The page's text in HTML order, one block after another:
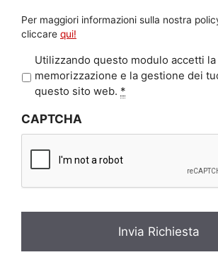
Per maggiori informazioni sulla nostra
cliccare qui!
r
a
c
*
Utilizzando questo modulo accetti la
memorizzazione e la gestione dei
questo sito web. *
CAPTCHA